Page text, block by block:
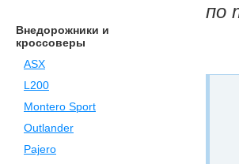
Внедорожники и
кроссоверы
ASX
L200
Montero Sport
Outlander
Pajero
по